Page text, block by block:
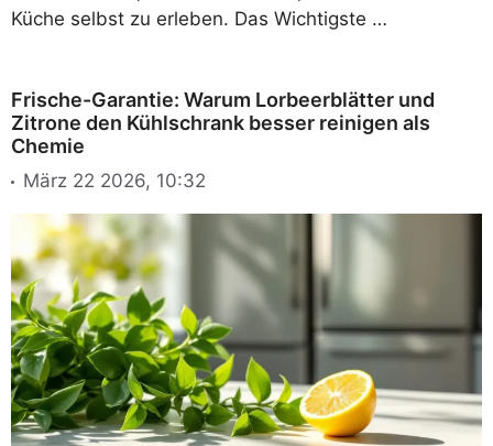
Küche selbst zu erleben. Das Wichtigste …
Frische-Garantie: Warum Lorbeerblätter und
Zitrone den Kühlschrank besser reinigen als
Chemie
März 22 2026, 10:32